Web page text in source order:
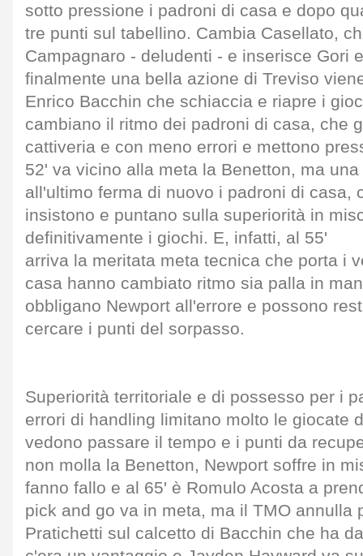
sotto pressione i padroni di casa e dopo
tre punti sul tabellino. Cambia Casellato,
Campagnaro - deludenti - e inserisce Gori
finalmente una bella azione di Treviso
Enrico Bacchin che schiaccia e riapre i
cambiano il ritmo dei padroni di casa, che
cattiveria e con meno errori e mettono
52' va vicino alla meta la Benetton, ma
all'ultimo ferma di nuovo i padroni di casa,
insistono e puntano sulla superiorità in
definitivamente i giochi. E, infatti, al 55'
arriva la meritata meta tecnica che porta i
casa hanno cambiato ritmo sia palla in
obbligano Newport all'errore e possono
cercare i punti del sorpasso.
Superiorità territoriale e di possesso per i
errori di handling limitano molto le giocate
vedono passare il tempo e i punti da
non molla la Benetton, Newport soffre in
fanno fallo e al 65' è Romulo Acosta a
pick and go va in meta, ma il TMO annulla
Pratichetti sul calcetto di Bacchin che ha